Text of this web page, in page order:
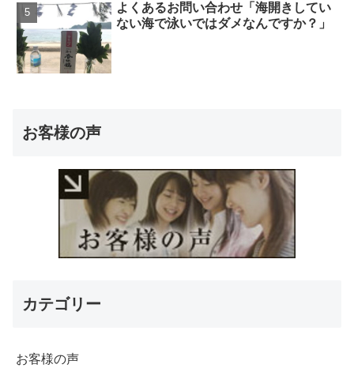
よくあるお問い合わせ「海開きしてい
ない海で泳いではダメなんですか？」
お客様の声
カテゴリー
お客様の声